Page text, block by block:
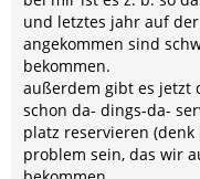
und letztes jahr auf
angekommen sind
bekommen.
außerdem gibt es jetzt
schon da- dings-da-
platz reservieren
problem sein, das wir